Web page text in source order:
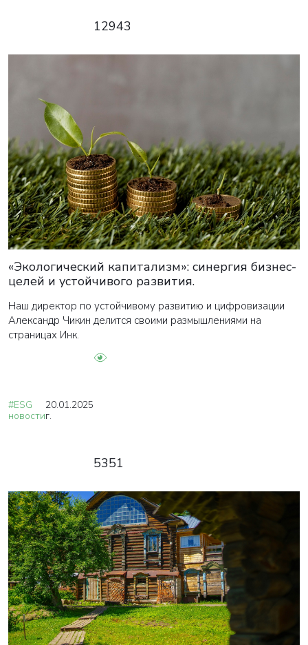
12943
«Экологический капитализм»: синергия бизнес-
целей и устойчивого развития.
Наш директор по устойчивому развитию и цифровизации
Александр Чикин делится своими размышлениями на
страницах Инк.
#ESG
новости
20.01.2025
г.
5351